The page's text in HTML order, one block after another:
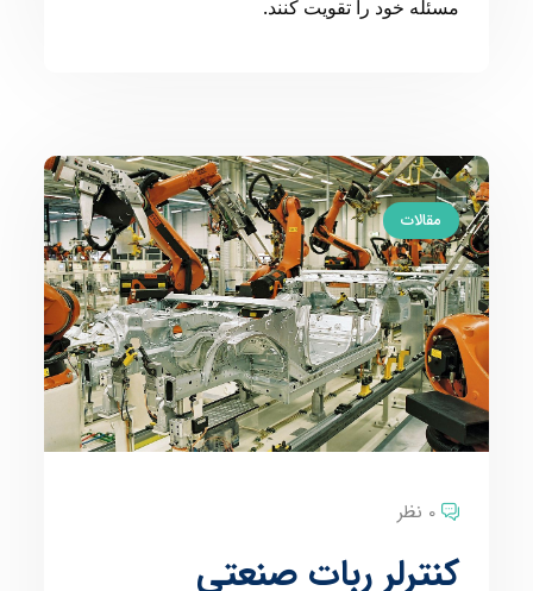
مسئله خود را تقویت کنند.
مقالات
0 نظر
کنترلر ربات صنعتی